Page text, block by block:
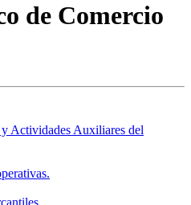
de Comercio
Actividades Auxiliares del